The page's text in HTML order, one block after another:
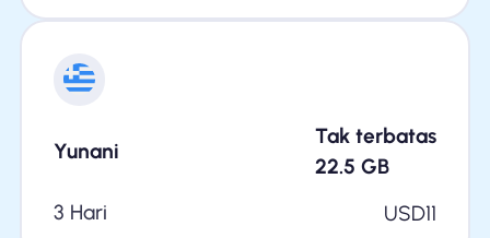
Yunani
Tak terbatas
22.5 GB
3 Hari
USD11